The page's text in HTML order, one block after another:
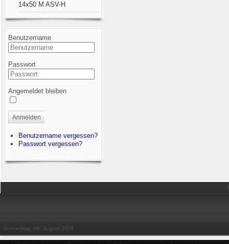
14x50 M ASV-H
Benutzername
Passwort
Angemeldet bleiben
Anmelden
Benutzername vergessen?
Passwort vergessen?
Donnerstag, 06. August 2026